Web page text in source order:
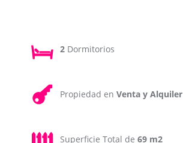
2 Dormitorios
Propiedad en Venta y Alquiler
Superficie Total de 69 m2